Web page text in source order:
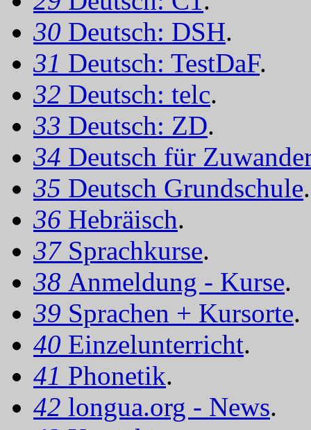
30 Deutsch: DSH.
31 Deutsch: TestDaF.
32 Deutsch: telc.
33 Deutsch: ZD.
34 Deutsch für
35 Deutsch Grundschule.
36 Hebräisch.
37 Sprachkurse.
38 Anmeldung - Kurse.
39 Sprachen + Kursorte.
40 Einzelunterricht.
41 Phonetik.
42 longua.org - News.